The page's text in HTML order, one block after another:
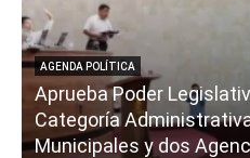
AGENDA POLÍTICA
Aprueba Poder
Categoría
Municipales y dos